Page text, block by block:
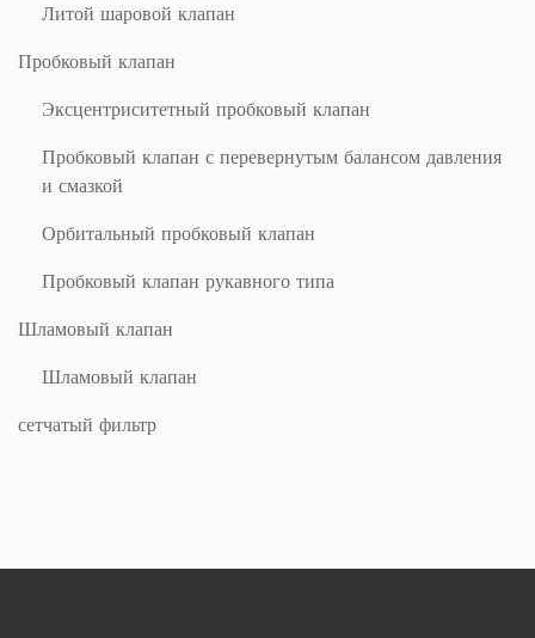
Литой шаровой клапан
Пробковый клапан
Эксцентриситетный пробковый клапан
Пробковый клапан с перевернутым балансом давления
и смазкой
Орбитальный пробковый клапан
Пробковый клапан рукавного типа
Шламовый клапан
Шламовый клапан
сетчатый фильтр